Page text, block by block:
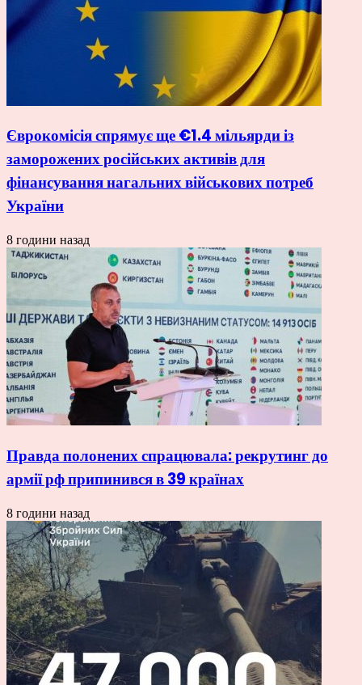
Єврокомісія спрямує ще €1.4 мільярди із
заморожених російських активів для
фінансування нагальних військових потреб
України
8 години назад
Правда полонених спрацювала: рекрутинг до
армії рф припинився в 39 країнах
8 години назад